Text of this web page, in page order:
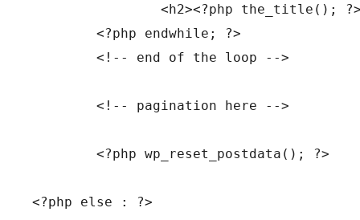
<?php else : ?>